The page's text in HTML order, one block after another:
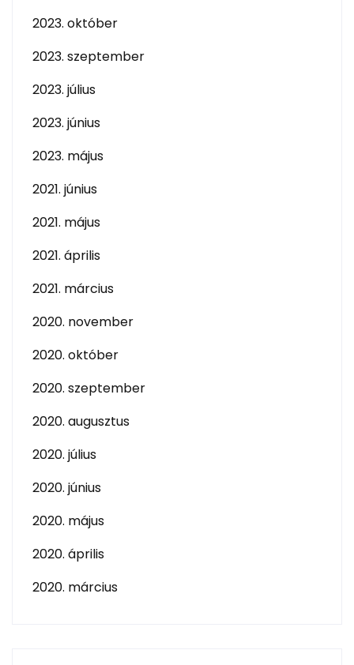
2023. október
2023. szeptember
2023. július
2023. június
2023. május
2021. június
2021. május
2021. április
2021. március
2020. november
2020. október
2020. szeptember
2020. augusztus
2020. július
2020. június
2020. május
2020. április
2020. március